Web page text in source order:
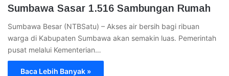
Sumbawa Sasar 1.516 Sambungan Rumah
Sumbawa Besar (NTBSatu) – Akses air bersih bagi ribuan
warga di Kabupaten Sumbawa akan semakin luas. Pemerintah
pusat melalui Kementerian…
Baca Lebih Banyak »